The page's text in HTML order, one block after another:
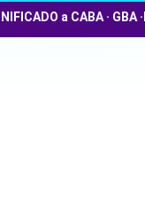
a CABA ·